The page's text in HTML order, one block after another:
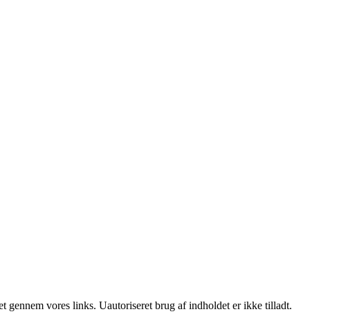
gennem vores links. Uautoriseret brug af indholdet er ikke tilladt.